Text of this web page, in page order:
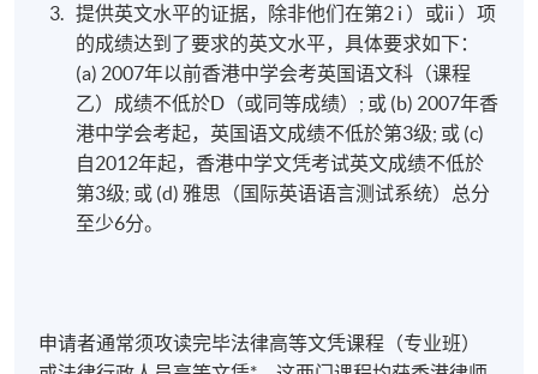
提供英文水平的证据，除非他们在第2 i ）或ii ）项
的成绩达到了要求的英文水平，具体要求如下：
(a) 2007年以前香港中学会考英国语文科（课程
乙）成绩不低於D（或同等成绩）; 或 (b) 2007年香
港中学会考起，英国语文成绩不低於第3级; 或 (c)
自2012年起，香港中学文凭考试英文成绩不低於
第3级; 或 (d) 雅思（国际英语语言测试系统）总分
至少6分。
申请者通常须攻读完毕法律高等文凭课程（专业班）